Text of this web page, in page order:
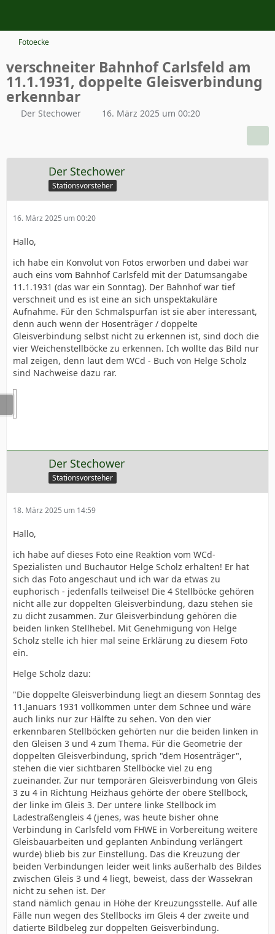
Fotoecke
verschneiter Bahnhof Carlsfeld am
11.1.1931, doppelte Gleisverbindung
erkennbar
Der Stechower 16. März 2025 um 00:20
Der Stechower
Stationsvorsteher
16. März 2025 um 00:20
Hallo,
ich habe ein Konvolut von Fotos erworben und dabei war
auch eins vom Bahnhof Carlsfeld mit der Datumsangabe
11.1.1931 (das war ein Sonntag). Der Bahnhof war tief
verschneit und es ist eine an sich unspektakuläre
Aufnahme. Für den Schmalspurfan ist sie aber interessant,
denn auch wenn der Hosenträger / doppelte
Gleisverbindung selbst nicht zu erkennen ist, sind doch die
vier Weichenstellböcke zu erkennen. Ich wollte das Bild nur
mal zeigen, denn laut dem WCd - Buch von Helge Scholz
sind Nachweise dazu rar.
Der Stechower
Stationsvorsteher
18. März 2025 um 14:59
Hallo,
ich habe auf dieses Foto eine Reaktion vom WCd-
Spezialisten und Buchautor Helge Scholz erhalten! Er hat
sich das Foto angeschaut und ich war da etwas zu
euphorisch - jedenfalls teilweise! Die 4 Stellböcke gehören
nicht alle zur doppelten Gleisverbindung, dazu stehen sie
zu dicht zusammen. Zur Gleisverbindung gehören die
beiden linken Stellhebel. Mit Genehmigung von Helge
Scholz stelle ich hier mal seine Erklärung zu diesem Foto
ein.
Helge Scholz dazu:
"Die doppelte Gleisverbindung liegt an diesem Sonntag des
11.Januars 1931 vollkommen unter dem Schnee und wäre
auch links nur zur Hälfte zu sehen. Von den vier
erkennbaren Stellböcken gehörten nur die beiden linken in
den Gleisen 3 und 4 zum Thema. Für die Geometrie der
doppelten Gleisverbindung, sprich "dem Hosenträger",
stehen die vier sichtbaren Stellböcke viel zu eng
zueinander. Zur nur temporären Gleisverbindung von Gleis
3 zu 4 in Richtung Heizhaus gehörte der obere Stellbock,
der linke im Gleis 3. Der untere linke Stellbock im
Ladestraßengleis 4 (jenes, was heute bisher ohne
Verbindung in Carlsfeld vom FHWE in Vorbereitung weitere
Gleisbauarbeiten und geplanten Anbindung verlängert
wurde) blieb bis zur Einstellung. Das die Kreuzung der
beiden Verbindungen leider weit links außerhalb des Bildes
zwischen Gleis 3 und 4 liegt, beweist, dass der Wassekran
nicht zu sehen ist. Der
stand nämlich genau in Höhe der Kreuzungsstelle. Auf alle
Fälle nun wegen des Stellbocks im Gleis 4 der zweite und
datierte Bildbeleg zur doppelten Geisverbindung.